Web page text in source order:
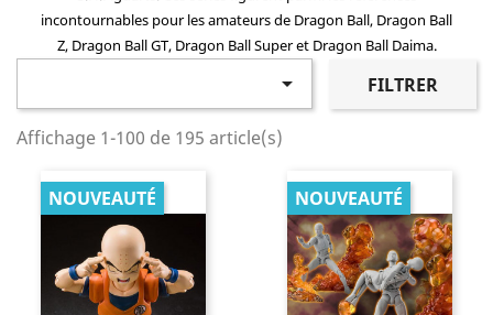
incontournables pour les amateurs de Dragon Ball, Dragon Ball
Z, Dragon Ball GT, Dragon Ball Superet Dragon Ball Daima.
 FILTRER
Affichage 1-100 de 195 article(s)
NOUVEAUTÉ NOUVEAUTÉ